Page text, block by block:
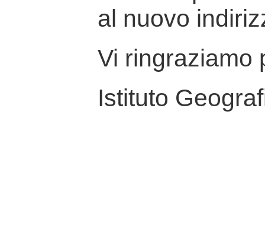
al nuovo
Vi ringraziamo
Istituto